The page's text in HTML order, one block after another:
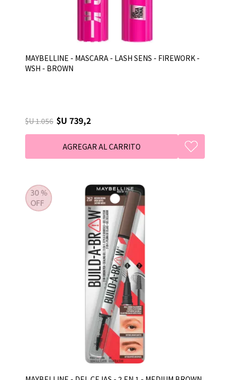
MAYBELLINE - MASCARA - LASH SENS - FIREWORK -
WSH - BROWN
$U 1.056 $U 739,2